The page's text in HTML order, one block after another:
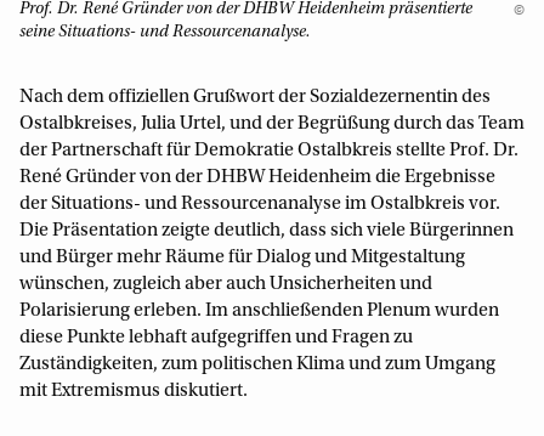
Prof. Dr. René Gründer von der DHBW Heidenheim präsentierte
seine Situations- und Ressourcenanalyse.
©
Nach dem offiziellen Grußwort der Sozialdezernentin des
Ostalbkreises, Julia Urtel, und der Begrüßung durch das Team
der Partnerschaft für Demokratie Ostalbkreis stellte Prof. Dr.
René Gründer von der DHBW Heidenheim die Ergebnisse
der Situations- und Ressourcenanalyse im Ostalbkreis vor.
Die Präsentation zeigte deutlich, dass sich viele Bürgerinnen
und Bürger mehr Räume für Dialog und Mitgestaltung
wünschen, zugleich aber auch Unsicherheiten und
Polarisierung erleben. Im anschließenden Plenum wurden
diese Punkte lebhaft aufgegriffen und Fragen zu
Zuständigkeiten, zum politischen Klima und zum Umgang
mit Extremismus diskutiert.